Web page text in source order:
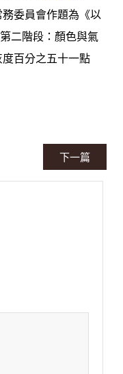
委員會作題為《以
二階段：顏色與氣
百分之五十一點
下一篇